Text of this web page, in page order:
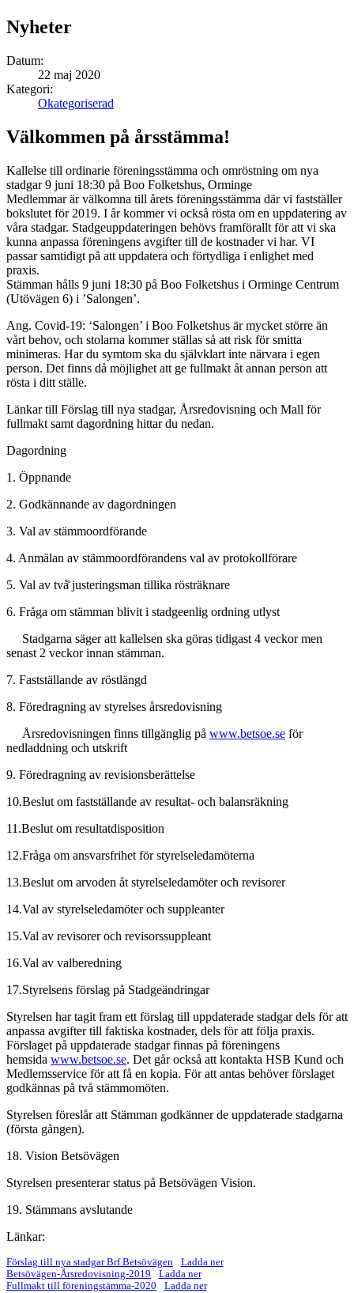
Nyheter
Datum:
22 maj 2020
Kategori:
Okategoriserad
Välkommen på årsstämma!
Kallelse till ordinarie föreningsstämma och omröstning om nya
stadgar 9 juni 18:30 på Boo Folketshus, Orminge
Medlemmar är välkomna till årets föreningsstämma där vi fastställer
bokslutet för 2019. I år kommer vi också rösta om en uppdatering av
våra stadgar. Stadgeuppdateringen behövs framförallt för att vi ska
kunna anpassa föreningens avgifter till de kostnader vi har. VI
passar samtidigt på att uppdatera och förtydliga i enlighet med
praxis.
Stämman hålls 9 juni 18:30 på Boo Folketshus i Orminge Centrum
(Utövägen 6) i ’Salongen’.
Ang. Covid-19: ‘Salongen’ i Boo Folketshus är mycket större än
vårt behov, och stolarna kommer ställas så att risk för smitta
minimeras. Har du symtom ska du självklart inte närvara i egen
person. Det finns då möjlighet att ge fullmakt åt annan person att
rösta i ditt ställe.
Länkar till Förslag till nya stadgar, Årsredovisning och Mall för
fullmakt samt dagordning hittar du nedan.
Dagordning
1. Öppnande
2. Godkännande av dagordningen
3. Val av stämmoordförande
4. Anmälan av stämmoordförandens val av protokollförare
5. Val av två̊ justeringsman tillika rösträknare
6. Fråga om stämman blivit i stadgeenlig ordning utlyst
Stadgarna säger att kallelsen ska göras tidigast 4 veckor men
senast 2 veckor innan stämman.
7. Fastställande av röstlängd
8. Föredragning av styrelses årsredovisning
Årsredovisningen finns tillgänglig på www.betsoe.se för
nedladdning och utskrift
9. Föredragning av revisionsberättelse
10.Beslut om fastställande av resultat- och balansräkning
11.Beslut om resultatdisposition
12.Fråga om ansvarsfrihet för styrelseledamöterna
13.Beslut om arvoden åt styrelseledamöter och revisorer
14.Val av styrelseledamöter och suppleanter
15.Val av revisorer och revisorssuppleant
16.Val av valberedning
17.Styrelsens förslag på Stadgeändringar
Styrelsen har tagit fram ett förslag till uppdaterade stadgar dels för att
anpassa avgifter till faktiska kostnader, dels för att följa praxis.
Förslaget på uppdaterade stadgar finnas på föreningens
hemsida www.betsoe.se. Det går också att kontakta HSB Kund och
Medlemsservice för att få en kopia. För att antas behöver förslaget
godkännas på två stämmomöten.
Styrelsen föreslår att Stämman godkänner de uppdaterade stadgarna
(första gången).
18. Vision Betsövägen
Styrelsen presenterar status på Betsövägen Vision.
19. Stämmans avslutande
Länkar:
Förslag till nya stadgar Brf Betsövägen
Ladda ner
Betsövägen-Årsredovisning-2019
Ladda ner
Fullmakt till föreningstämma-2020
Ladda ner